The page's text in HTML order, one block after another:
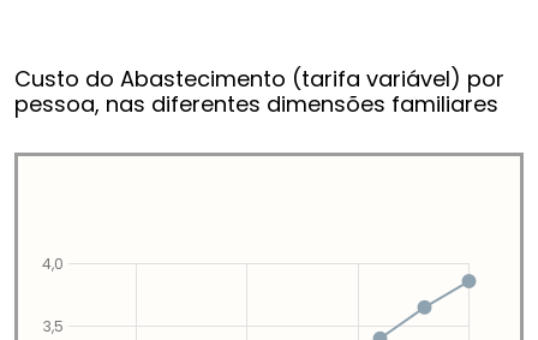
Custo do Abastecimento (tarifa variável) por
pessoa, nas diferentes dimensões familiares
3,5
4,0